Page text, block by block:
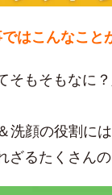
はこんなこと
そもそもなに
洗顔の役割に
ざるたくさんの